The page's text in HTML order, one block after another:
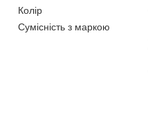
Колір
Сумісність з маркою